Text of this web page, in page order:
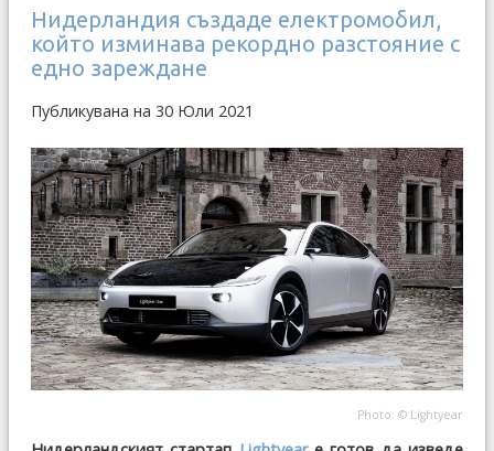
Нидерландия създаде електромобил,
който изминава рекордно разстояние с
едно зареждане
Публикувана на 30 Юли 2021
Photo: © Lightyear